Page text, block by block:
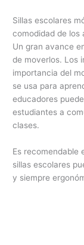
Sillas escolares
comodidad de los
Un gran avance
de moverlos. Los
importancia del
se usa para
educadores
estudiantes a
clases.
Es recomendable
sillas escolares
y siempre